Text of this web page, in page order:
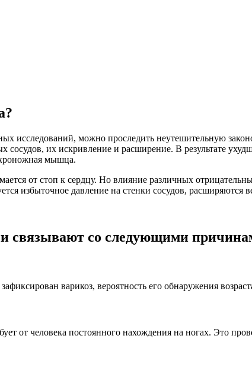
исследований, можно проследить неутешительную
сосудов, их искривление и расширение. В результате
мышца.
от стоп к сердцу. Но влияние различных
избыточное давление на стенки сосудов, расширяются
связывают со следующими
варикоз, вероятность его обнаружения
от человека постоянного нахождения на ногах. Это